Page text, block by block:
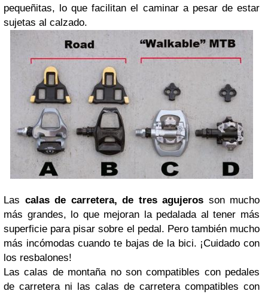
pequeñitas, lo que facilitan el caminar a pesar de estar
sujetas al calzado.
Las calas de carretera, de tres agujeros son mucho
más grandes, lo que mejoran la pedalada al tener más
superficie para pisar sobre el pedal. Pero también mucho
más incómodas cuando te bajas de la bici. ¡Cuidado con
los resbalones!
Las calas de montaña no son compatibles con pedales
de carretera ni las calas de carretera compatibles con